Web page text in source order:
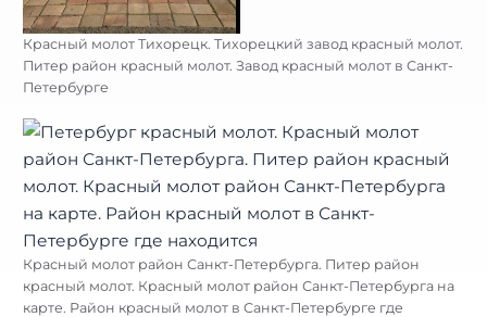
Красный молот Тихорецк. Тихорецкий завод красный молот.
Питер район красный молот. Завод красный молот в Санкт-
Петербурге
Красный молот район Санкт-Петербурга. Питер район
красный молот. Красный молот район Санкт-Петербурга на
карте. Район красный молот в Санкт-Петербурге где